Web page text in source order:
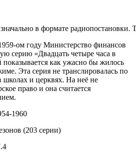
в формате радиопостановки.
ом году Министерство финансов
серию «Двадцать четыре часа в
показывается как ужасно бы жилось
Эта серия не транслировалась по
и церквях. На неё не
право и она считается
1960
(203 серии)